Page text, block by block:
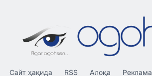
Сайт ҳақида RSS Алоқа Реклама